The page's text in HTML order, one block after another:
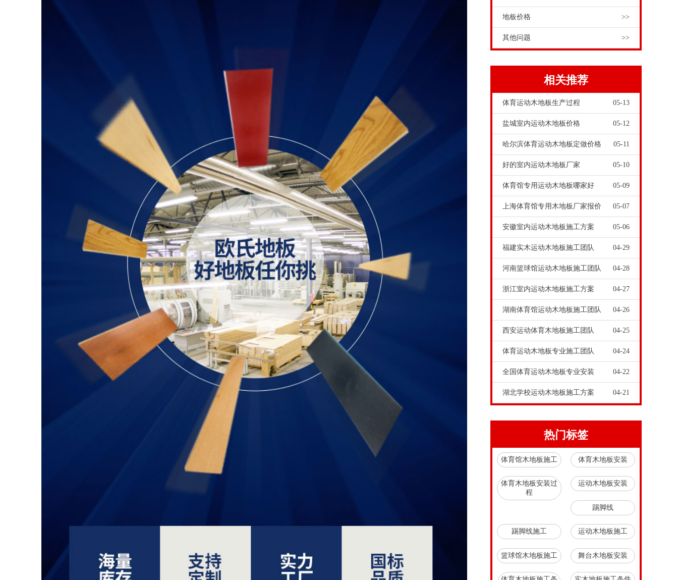
地板价格 >>
其他问题 >>
相关推荐
体育运动木地板生产过程 05-13
盐城室内运动木地板价格 05-12
哈尔滨体育运动木地板定做价格 05-11
好的室内运动木地板厂家 05-10
体育馆专用运动木地板哪家好 05-09
上海体育馆专用木地板厂家报价 05-07
安徽室内运动木地板施工方案 05-06
福建实木运动木地板施工团队 04-29
河南篮球馆运动木地板施工团队 04-28
浙江室内运动木地板施工方案 04-27
湖南体育馆运动木地板施工团队 04-26
西安运动体育木地板施工团队 04-25
体育运动木地板专业施工团队 04-24
全国体育运动木地板专业安装 04-22
湖北学校运动木地板施工方案 04-21
热门标签
体育馆木地板施工 体育木地板安装
体育木地板安装过
程
运动木地板安装
踢脚线
踢脚线施工 运动木地板施工
篮球馆木地板施工 舞台木地板安装